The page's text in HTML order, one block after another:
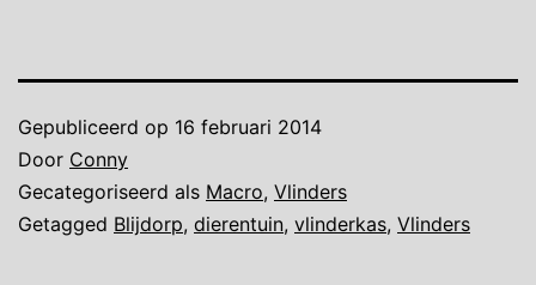
Gepubliceerd op 16 februari 2014
Door Conny
Gecategoriseerd als Macro, Vlinders
Getagged Blijdorp, dierentuin, vlinderkas, Vlinders